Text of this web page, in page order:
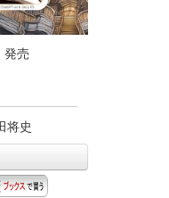
発売
将史